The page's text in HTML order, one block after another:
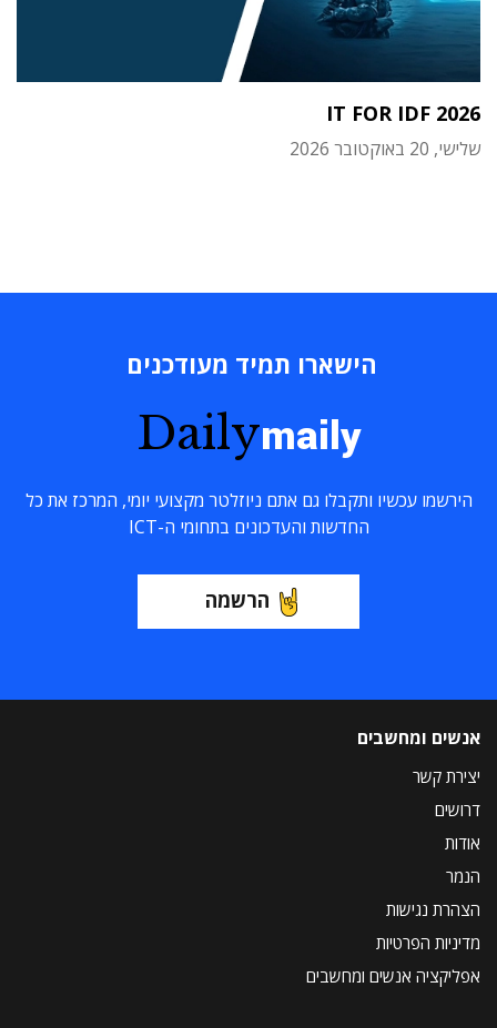
IT FOR IDF 2026
שלישי, 20 באוקטובר 2026
הישארו תמיד מעודכנים
Dailymaily
הירשמו עכשיו ותקבלו גם אתם ניוזלטר מקצועי יומי, המרכז את כל
החדשות והעדכונים בתחומי ה-ICT
הרשמה
אנשים ומחשבים
יצירת קשר
דרושים
אודות
הנמר
הצהרת נגישות
מדיניות הפרטיות
אפליקציה אנשים ומחשבים